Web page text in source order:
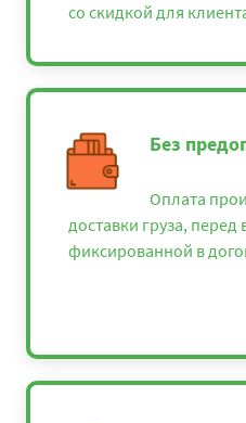
со скидкой для
Без
Оплата
доставки груза, перед
фиксированной в